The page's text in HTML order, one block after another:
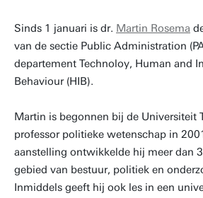
Sinds 1 januari is dr. Martin Rosema
van de sectie Public Administration
departement Technoloy, Human and
Behaviour (HIB).
Martin is begonnen bij de Universiteit
professor politieke wetenschap in
aanstelling ontwikkelde hij meer dan
gebied van bestuur, politiek en
Inmiddels geeft hij ook les in een